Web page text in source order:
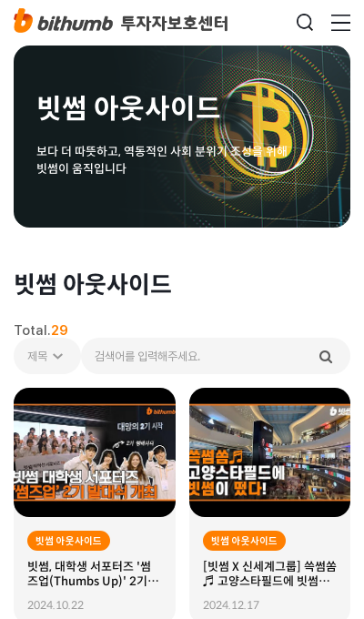
빗썸 아웃사이드
보다 더 따뜻하고, 역동적인 사회 분위기 조성을 위해
빗썸이 움직입니다
빗썸 아웃사이드
Total.29
빗썸 아웃사이드
빗썸, 대학생 서포터즈 '썸
즈업(Thumbs Up)' 2기 발
2024.10.22
빗썸 아웃사이드
[빗썸 X 신세계그룹] 쓱썸쏨
♬ 고양스타필드에 빗썸이
2024.12.17